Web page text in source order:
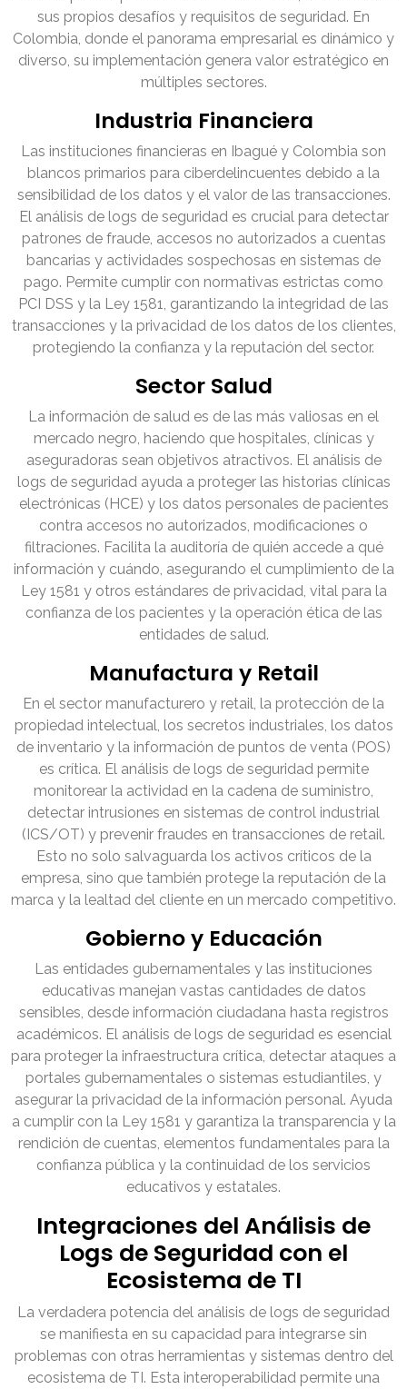
sus propios desafíos y requisitos de seguridad. En
Colombia, donde el panorama empresarial es dinámico y
diverso, su implementación genera valor estratégico en
múltiples sectores.
Industria Financiera
Las instituciones financieras en Ibagué y Colombia son
blancos primarios para ciberdelincuentes debido a la
sensibilidad de los datos y el valor de las transacciones.
El análisis de logs de seguridad es crucial para detectar
patrones de fraude, accesos no autorizados a cuentas
bancarias y actividades sospechosas en sistemas de
pago. Permite cumplir con normativas estrictas como
PCI DSS y la Ley 1581, garantizando la integridad de las
transacciones y la privacidad de los datos de los clientes,
protegiendo la confianza y la reputación del sector.
Sector Salud
La información de salud es de las más valiosas en el
mercado negro, haciendo que hospitales, clínicas y
aseguradoras sean objetivos atractivos. El análisis de
logs de seguridad ayuda a proteger las historias clínicas
electrónicas (HCE) y los datos personales de pacientes
contra accesos no autorizados, modificaciones o
filtraciones. Facilita la auditoría de quién accede a qué
información y cuándo, asegurando el cumplimiento de la
Ley 1581 y otros estándares de privacidad, vital para la
confianza de los pacientes y la operación ética de las
entidades de salud.
Manufactura y Retail
En el sector manufacturero y retail, la protección de la
propiedad intelectual, los secretos industriales, los datos
de inventario y la información de puntos de venta (POS)
es crítica. El análisis de logs de seguridad permite
monitorear la actividad en la cadena de suministro,
detectar intrusiones en sistemas de control industrial
(ICS/OT) y prevenir fraudes en transacciones de retail.
Esto no solo salvaguarda los activos críticos de la
empresa, sino que también protege la reputación de la
marca y la lealtad del cliente en un mercado competitivo.
Gobierno y Educación
Las entidades gubernamentales y las instituciones
educativas manejan vastas cantidades de datos
sensibles, desde información ciudadana hasta registros
académicos. El análisis de logs de seguridad es esencial
para proteger la infraestructura crítica, detectar ataques a
portales gubernamentales o sistemas estudiantiles, y
asegurar la privacidad de la información personal. Ayuda
a cumplir con la Ley 1581 y garantiza la transparencia y la
rendición de cuentas, elementos fundamentales para la
confianza pública y la continuidad de los servicios
educativos y estatales.
Integraciones del Análisis de
Logs de Seguridad con el
Ecosistema de TI
La verdadera potencia del análisis de logs de seguridad
se manifiesta en su capacidad para integrarse sin
problemas con otras herramientas y sistemas dentro del
ecosistema de TI. Esta interoperabilidad permite una